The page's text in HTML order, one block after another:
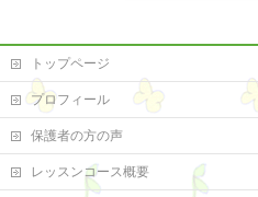
トップページ
プロフィール
保護者の方の声
レッスンコース概要